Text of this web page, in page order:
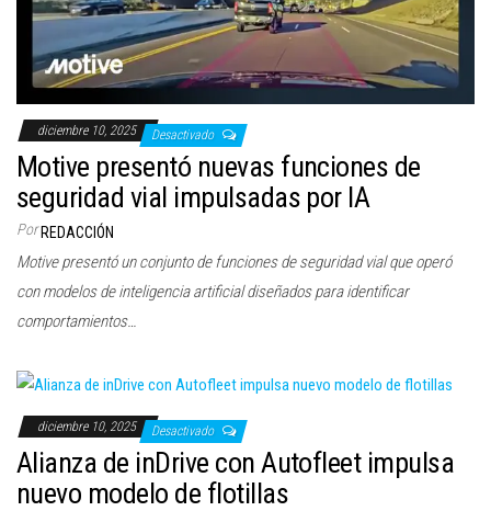
diciembre 10, 2025 Desactivado
Motive presentó nuevas funciones de
seguridad vial impulsadas por IA
Por REDACCIÓN
Motive presentó un conjunto de funciones de seguridad vial que operó
con modelos de inteligencia artificial diseñados para identificar
comportamientos…
diciembre 10, 2025 Desactivado
Alianza de inDrive con Autofleet impulsa
nuevo modelo de flotillas